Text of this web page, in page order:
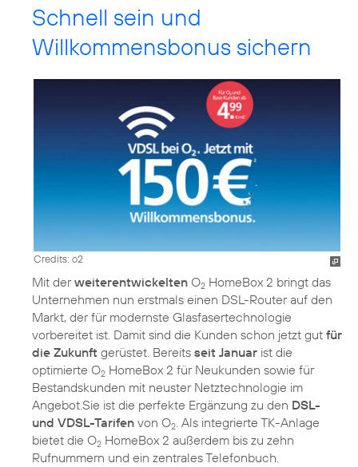
Schnell sein und
Willkommensbonus sichern
Credits: o2
Mit derweiterentwickelten O2 HomeBox 2 bringt das
Unternehmen nun erstmals einen DSL-Router auf den
Markt, der für modernste Glasfasertechnologie
vorbereitet ist. Damit sind die Kunden schon jetzt gut für
die Zukunft gerüstet. Bereits seit Januar ist die
optimierte O2 HomeBox 2 für Neukunden sowie für
Bestandskunden mit neuster Netztechnologie im
Angebot.Sie ist die perfekte Ergänzung zu den DSL-
und VDSL-Tarifen von O2. Als integrierte TK-Anlage
bietet die O2 HomeBox 2 außerdem bis zu zehn
Rufnummern und ein zentrales Telefonbuch.